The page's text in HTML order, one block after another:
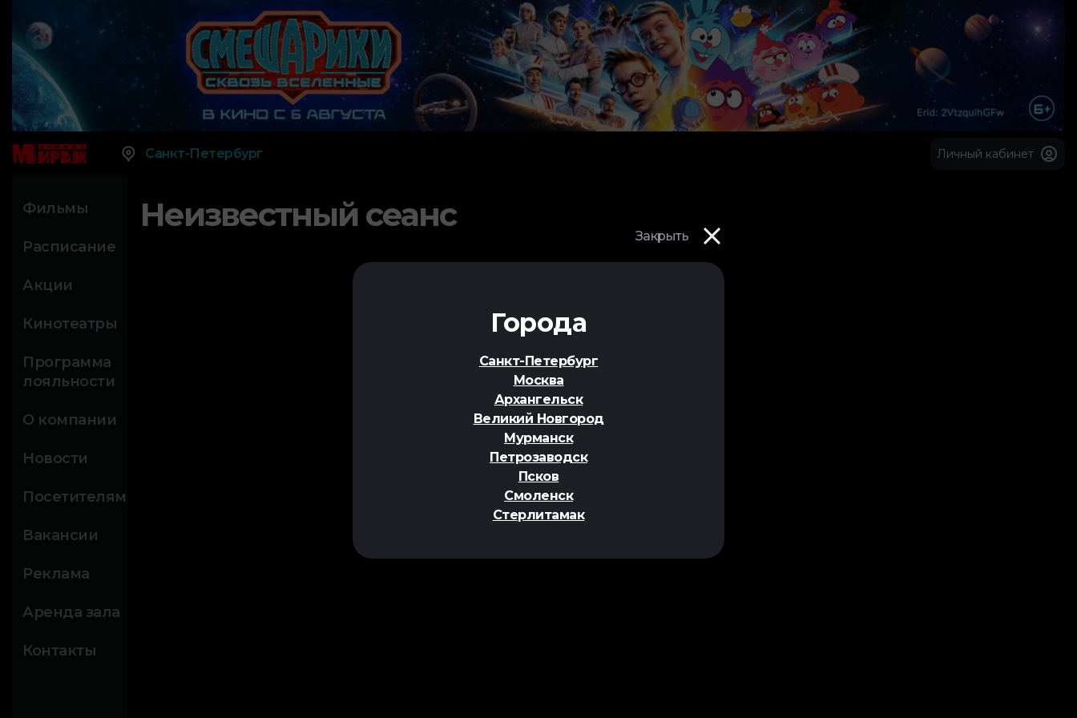
Закрыть
Города
Санкт-Петербург
Москва
Архангельск
Великий Новгород
Мурманск
Петрозаводск
Псков
Смоленск
Стерлитамак
Санкт-Петербург Личный кабинет
Фильмы
Расписание
Акции
Кинотеатры
Программа
лояльности
О компании
Новости
Посетителям
Вакансии
Реклама
Аренда зала
Контакты
Неизвестный сеанс